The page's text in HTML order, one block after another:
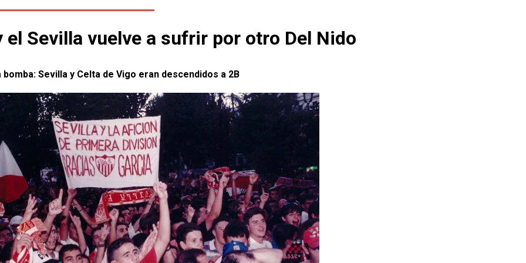
Sevilla vuelve a sufrir por otro Del Nido
Sevilla y Celta de Vigo eran descendidos a 2B